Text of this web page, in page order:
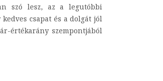
szó lesz, az a legutóbbi
csapat és a dolgát jól
értékarány szempontjából